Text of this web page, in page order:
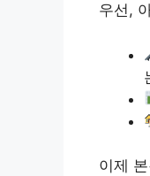
우선,
이제